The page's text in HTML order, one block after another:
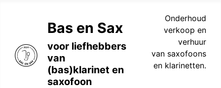
Bas en Sax
voor liefhebbers
van
(bas)klarinet en
saxofoon
Onderhoud
verkoop en
verhuur
van saxofoons
en klarinetten.